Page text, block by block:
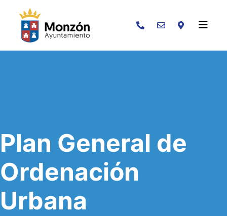
Buscar
Plan General de
Ordenación
Urbana